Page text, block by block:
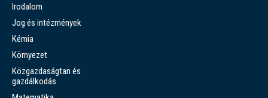
Irodalom
Jog és intézmények
Kémia
Környezet
Közgazdaságtan és
gazdálkodás